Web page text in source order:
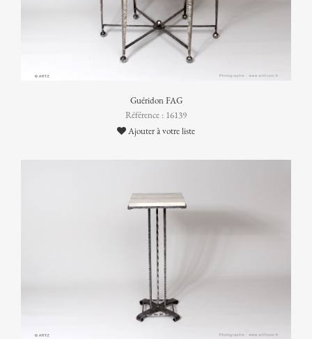
Guéridon FAG
Référence : 16139
Ajouter à votre liste